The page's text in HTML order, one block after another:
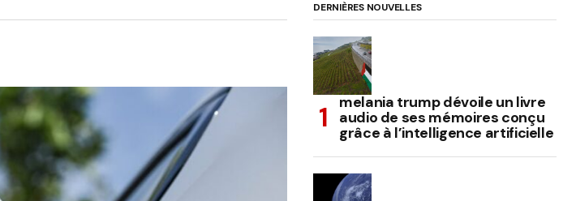
DERNIÈRES NOUVELLES
melania trump dévoile un livre
audio de ses mémoires conçu
grâce à l’intelligence artificielle